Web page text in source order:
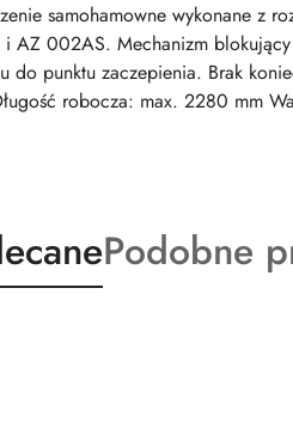
samohamowne wykonane z
AZ 002AS. Mechanizm
punktu zaczepienia. Brak
robocza: max. 2280 mm
Produkty
o
Podobne